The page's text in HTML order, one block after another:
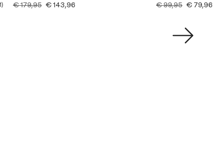
waardering van 5 van 5 sterren
€ 179,95 € 143,96 € 99,95 € 79,96